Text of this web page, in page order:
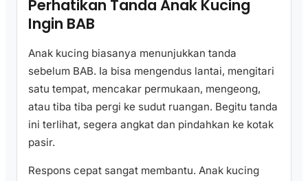
Perhatikan Tanda Anak Kucing
Ingin BAB
Anak kucing biasanya menunjukkan tanda
sebelum BAB. Ia bisa mengendus lantai, mengitari
satu tempat, mencakar permukaan, mengeong,
atau tiba tiba pergi ke sudut ruangan. Begitu tanda
ini terlihat, segera angkat dan pindahkan ke kotak
pasir.
Respons cepat sangat membantu. Anak kucing